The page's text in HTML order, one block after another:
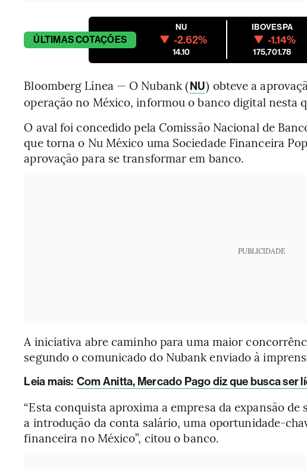
ÚLTIMASCOTAÇÕES
NU
-2.62%
14.10
IBOVESPA
-1.14%
175,701.78
Bloomberg Línea — O Nubank (NU) obteve a
operação no México, informou o banco digital nesta
O aval foi concedido pela Comissão Nacional de
que torna o Nu México uma Sociedade Financeira
aprovação para se transformar em banco.
PUBLICIDADE
A iniciativa abre caminho para uma maior
segundo o comunicado do Nubank enviado à
Leia mais: Com Anitta, Mercado Pago diz que busca ser
“Esta conquista aproxima a empresa da expansão
a introdução da conta salário, uma oportunidade-
financeira no México”, citou o banco.